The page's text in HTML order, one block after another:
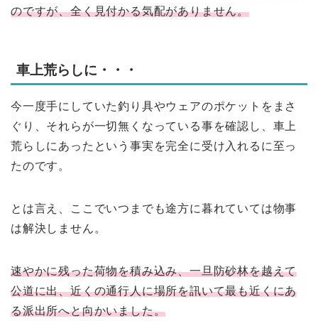
のですが、全く見付かる気配がありません。
車上荒らしに・・・
今一度手にしていた釣り具やウェアのポケットをまさ
ぐり、それらが一切無くなっている事を確認し、車上
荒らしにあったという事実を完全に受け入れるに至っ
たのです。
とは言え、ここでいつまでも途方に暮れていては物事
は解決しません。
速やかに残った荷物を積み込み、一旦防砂林を越えて
公道に出、近くの通行人に場所を訊いて最も近くにあ
る派出所へと向かいました。